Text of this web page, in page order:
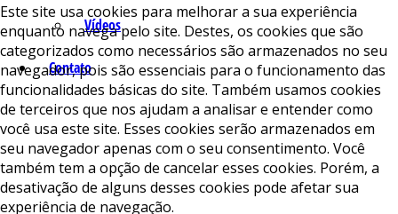
Vídeos
Contato
Este site usa cookies para melhorar a sua experiência
enquanto navega pelo site. Destes, os cookies que são
categorizados como necessários são armazenados no seu
navegador, pois são essenciais para o funcionamento das
funcionalidades básicas do site. Também usamos cookies
de terceiros que nos ajudam a analisar e entender como
você usa este site. Esses cookies serão armazenados em
seu navegador apenas com o seu consentimento. Você
também tem a opção de cancelar esses cookies. Porém, a
desativação de alguns desses cookies pode afetar sua
experiência de navegação.